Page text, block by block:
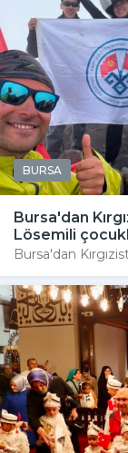
BURSA
Bursa'dan
Lösemili
Bursa'dan